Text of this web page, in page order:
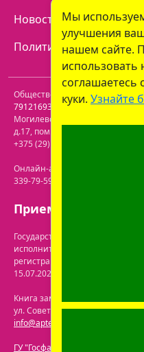
Новости
Политика
Общество с ограниченной
791216930
. Юридический
Могилевская обл.
д.17, пом. 116
+375 (29) 613-08-30
Онлайн-аптека: г. Бобруйск, ул.
339-79-59. Электронная почта:
Прием заказов: с
Государственная регистрация
исполнительным комитетом
регистрации интернет-
15.07.2024.
Книга замечаний и
ул. Советская 40-3. Телефон:
info@aptekaonline.by
ГУ "Госфармнадзор"
Мы
улучшения
нашем сайте.
использовать
соглашаетесь
куки. Узнайте